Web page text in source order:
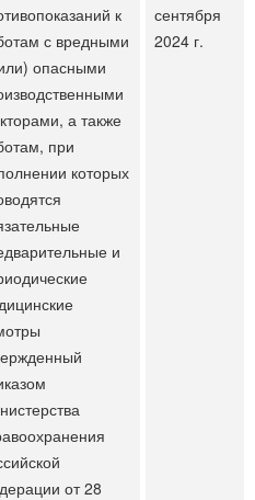
к
с вредными
опасными
а также
при
которых
и
от 28
сентября
2024 г.